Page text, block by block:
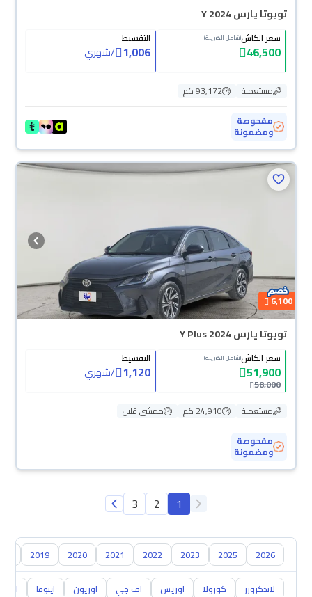
تويوتا يارس Y 2024
سعر الكاش(شامل الضريبة)
46,500
التقسيط
1,006
/شهري
مستعملة
93,172 كم
مفحوصة
ومضمونة
6,100
تويوتا يارس Y Plus 2024
سعر الكاش(شامل الضريبة)
51,900
58,000
التقسيط
1,120
/شهري
مستعملة 24,910 كم
ممشى قليل
مفحوصة
ومضمونة
1
2
3
2026
2025
2023
2022
2021
2020
2019
لاندكروزر كورولا اوريس اف جي اوريون اينوفا ايكو